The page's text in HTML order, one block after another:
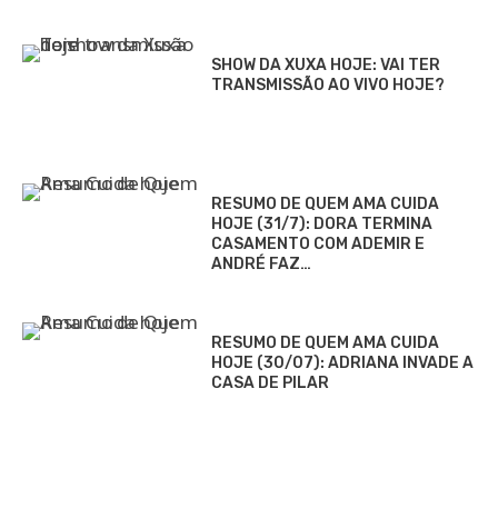
SHOW DA XUXA HOJE: VAI TER
TRANSMISSÃO AO VIVO HOJE?
RESUMO DE QUEM AMA CUIDA
HOJE (31/7): DORA TERMINA
CASAMENTO COM ADEMIR E
ANDRÉ FAZ…
RESUMO DE QUEM AMA CUIDA
HOJE (30/07): ADRIANA INVADE A
CASA DE PILAR